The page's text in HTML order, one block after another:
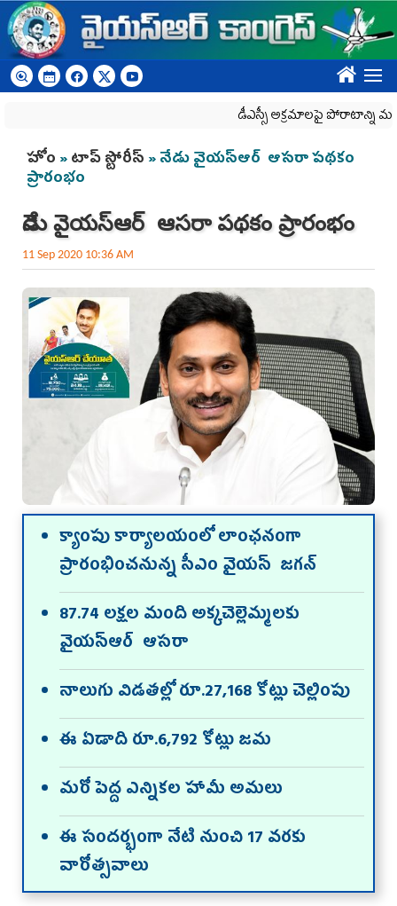
Skip to main content
????
డీఎస్సీ అక్రమాలపై పోరాటాన్ని మరింత
You are here
హోం »టాప్ స్టోరీస్ » నేడు వైయ‌స్ఆర్‌ ‌ ఆసరా ప‌థ‌కం
ప్రారంభం
నేడు వైయ‌స్ఆర్‌ ‌ ఆసరా ప‌థ‌కం ప్రారంభం
11 Sep 2020 10:36 AM
క్యాంపు కార్యాల‌యంలో లాంఛనంగా
ప్రారంభించనున్న సీఎం వైయ‌స్ జగన్‌
87.74 లక్షల మంది అక్కచెల్లెమ్మలకు
వైయ‌స్ఆర్‌ ‌ ఆసరా
నాలుగు విడతల్లో రూ.27,168 కోట్లు చెల్లింపు
ఈ ఏడాది రూ.6,792 కోట్లు జమ
మరో పెద్ద ఎన్నికల హామీ అమలు
ఈ సందర్భంగా నేటి నుంచి 17 వరకు
వారోత్సవాలు